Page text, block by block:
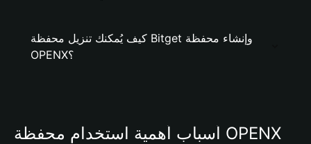
كيف يُمكنك تنزيل محفظة Bitget وإنشاء محفظة
OPENX؟
أسباب أهمية استخدام محفظة OPENX